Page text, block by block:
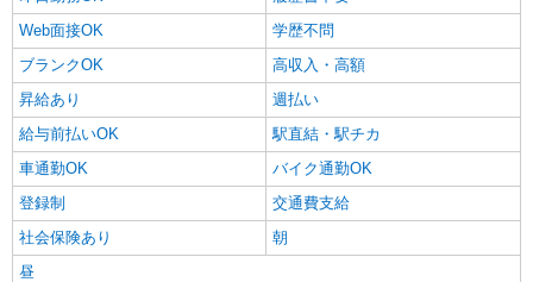
株式会社セゾンパーソナルプラス
銀行事務スタッフ
時給1,550円 ※研修中も同時給 【月収例】 約
23万8,700円 （月21日勤務） ★別途、交通費支給
（全額） ※バス代は自宅最寄りのバス停から下車
駅まで2km以上の場合に支給 ★給与前払い
OK（規定あり）
千葉県市川市東大和田
詳細を見る
派遣社員
株式会社パソナ・東京キャリアセンター/KTts32
Web面接OK
学歴不問
ブランクOK
高収入・高額
昇給あり
週払い
給与前払いOK
駅直結・駅チカ
車通勤OK
バイク通勤OK
登録制
交通費支給
社会保険あり
朝
昼